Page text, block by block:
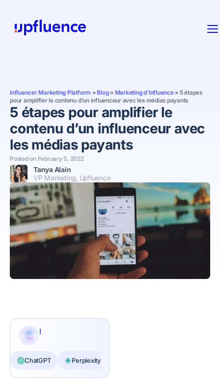
Influencer Marketing Platform »Blog» Marketing d'Influence» 5 étapes
pour amplifier le contenu d’un influenceur avec les médias payants
5 étapes pour amplifier le
contenu d’un influenceur avec
les médias payants
Posted on February 5, 2022
Tanya Alain
VP Marketing, Upfluence
ChatGPT Perplexity